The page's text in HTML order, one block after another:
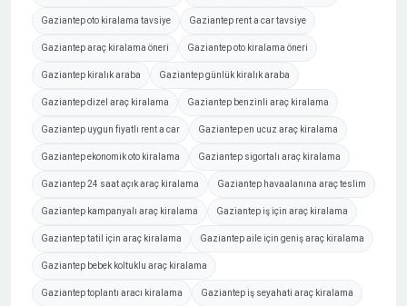
Gaziantep oto kiralama tavsiye Gaziantep rent a car tavsiye
Gaziantep araç kiralama öneri Gaziantep oto kiralama öneri
Gaziantep kiralık araba Gaziantep günlük kiralık araba
Gaziantep dizel araç kiralama Gaziantep benzinli araç kiralama
Gaziantep uygun fiyatlı rent a car Gaziantep en ucuz araç kiralama
Gaziantep ekonomik oto kiralama Gaziantep sigortalı araç kiralama
Gaziantep 24 saat açık araç kiralama Gaziantep havaalanına araç teslim
Gaziantep kampanyalı araç kiralama Gaziantep iş için araç kiralama
Gaziantep tatil için araç kiralama Gaziantep aile için geniş araç kiralama
Gaziantep bebek koltuklu araç kiralama
Gaziantep toplantı aracı kiralama Gaziantep iş seyahati araç kiralama